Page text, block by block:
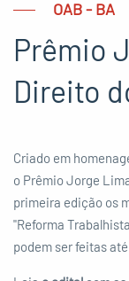
OAB - BA
Prêmio
Direito
Criado em
o Prêmio Jorge
primeira edição os
"Reforma
podem ser feitas